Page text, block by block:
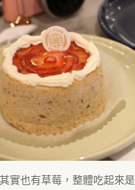
實也有草莓，整體吃起來是